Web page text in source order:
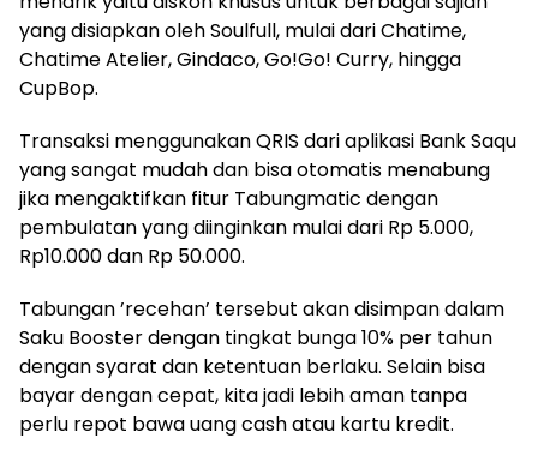
yang disiapkan oleh Soulfull, mulai dari Chatime,
Chatime Atelier, Gindaco, Go!Go! Curry, hingga
CupBop.
Transaksi menggunakan QRIS dari aplikasi Bank Saqu
yang sangat mudah dan bisa otomatis menabung
jika mengaktifkan fitur Tabungmatic dengan
pembulatan yang diinginkan mulai dari Rp 5.000,
Rp10.000 dan Rp 50.000.
Tabungan ’recehan’ tersebut akan disimpan dalam
Saku Booster dengan tingkat bunga 10% per tahun
dengan syarat dan ketentuan berlaku. Selain bisa
bayar dengan cepat, kita jadi lebih aman tanpa
perlu repot bawa uang cash atau kartu kredit.